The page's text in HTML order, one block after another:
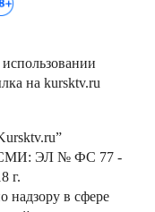
на kursktv.ru
СМИ: ЭЛ № ФС 77 -
г.
надзору в сфере